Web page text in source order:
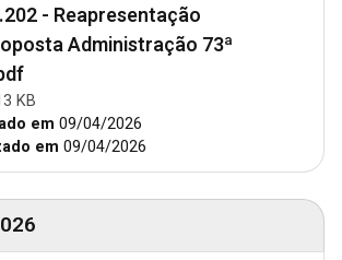
- Reapresentação
Administração 73ª
KB
em 09/04/2026
em 09/04/2026